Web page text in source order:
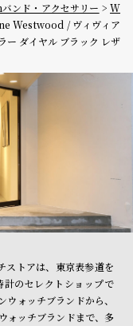
ンド・アクセサリー
W
Westwood / ヴィヴィア
ー ダイヤル ブラック レザ
トアは、東京表参道を
のセレクトショップで
ォッチブランドから、
ォッチブランドまで、多